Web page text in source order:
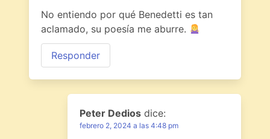
No entiendo por qué Benedetti es tan
aclamado, su poesía me aburre.
Responder
Peter Dedios dice:
febrero 2, 2024 a las 4:48 pm